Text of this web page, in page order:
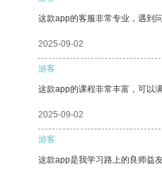
这款app的客服非常专业，遇到
2025-09-02
游客
这款app的课程非常丰富，可以
2025-09-02
游客
这款app是我学习路上的良师益